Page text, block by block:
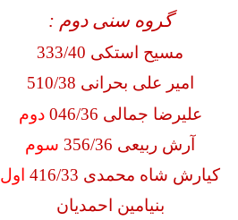
گروه سنی دوم :
مسیح استکی 333/40
امیر علی بحرانی 510/38
علیرضا جمالی 046/36
دوم
آرش ربیعی 356/36
سوم
کیارش شاه محمدی 416/33
اول
بنیامین احمدیان